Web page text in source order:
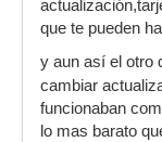
que te pueden
y aun así el otro
cambiar
funcionaban
lo mas barato